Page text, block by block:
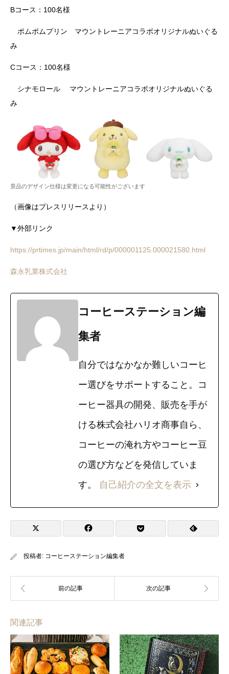
Bコース：100名様
ポムポムプリン マウントレーニアコラボオリジナルぬいぐる
み
Cコース：100名様
シナモロール マウントレーニアコラボオリジナルぬいぐる
み
景品のデザイン仕様は変更になる可能性がございます
（画像はプレスリリースより）
▼外部リンク
https://prtimes.jp/main/html/rd/p/000001125.000021580.html
森永乳業株式会社
コーヒーステーション編
集者
自分ではなかなか難しいコーヒ
ー選びをサポートすること。コ
ーヒー器具の開発、販売を手が
ける株式会社ハリオ商事自ら、
コーヒーの淹れ方やコーヒー豆
の選び方などを発信していま
す。 自己紹介の全文を表示
投稿者: コーヒーステーション編集者
関連記事